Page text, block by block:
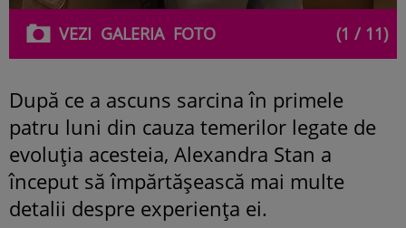
VEZI GALERIAFOTO (1 / 11)
După ce a ascuns sarcina în primele
patru luni din cauza temerilor legate de
evoluția acesteia, Alexandra Stan a
început să împărtășească mai multe
detalii despre experiența ei.